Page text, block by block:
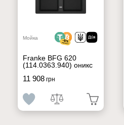
Мойка
Franke BFG 620
(114.0363.940) оникс
11 908грн